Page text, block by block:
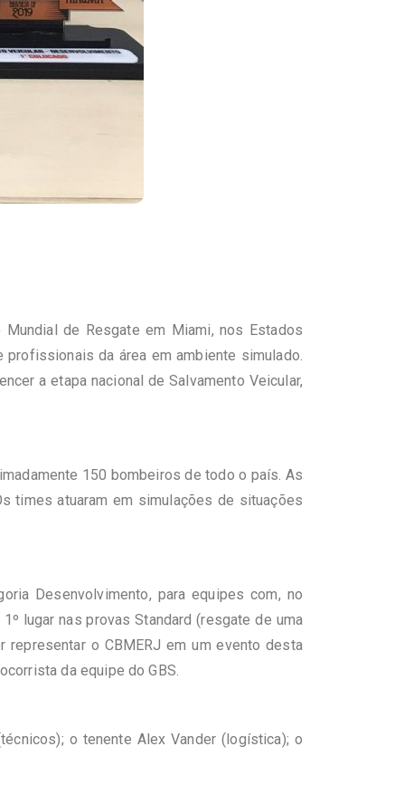
de Resgate em Miami, nos Estados
da área em ambiente simulado.
a etapa nacional de Salvamento Veicular,
150 bombeiros de todo o país. As
times atuaram em simulações de situações
Desenvolvimento, para equipes com, no
lugar nas provasStandard (resgate de uma
representar o CBMERJ em um evento desta
da equipe doGBS.
o tenente AlexVander (logística); o